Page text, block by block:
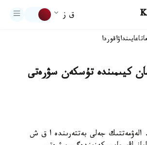
ق ز
تاعايىنداۋاقوردا
كيىمىندە تۇسكەن سۋرەتى
- الەۋمەتتىك جەلى بەتتەرىندە ا ق ش